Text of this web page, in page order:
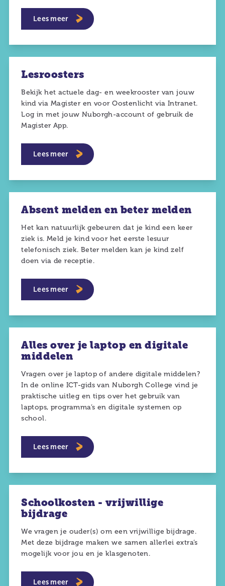
Lees meer
Lesroosters
Bekijk het actuele dag- en weekrooster van jouw
kind via Magister en voor Oostenlicht via Intranet.
Log in met jouw Nuborgh-account of gebruik de
Magister App.
Lees meer
Absent melden en beter melden
Het kan natuurlijk gebeuren dat je kind een keer
ziek is. Meld je kind voor het eerste lesuur
telefonisch ziek. Beter melden kan je kind zelf
doen via de receptie.
Lees meer
Alles over je laptop en digitale
middelen
Vragen over je laptop of andere digitale middelen?
In de online ICT-gids van Nuborgh College vind je
praktische uitleg en tips over het gebruik van
laptops, programma’s en digitale systemen op
school.
Lees meer
Schoolkosten - vrijwillige
bijdrage
We vragen je ouder(s) om een vrijwillige bijdrage.
Met deze bijdrage maken we samen allerlei extra’s
mogelijk voor jou en je klasgenoten.
Lees meer